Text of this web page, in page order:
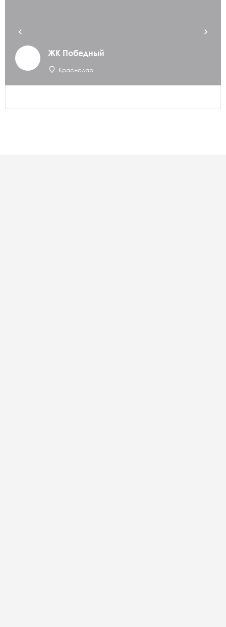
ЖК Победный
Краснодар